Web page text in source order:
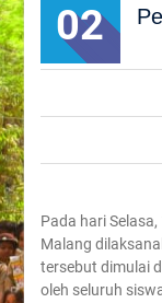
02
Pada hari
Malang
tersebut dimulai
oleh seluruh